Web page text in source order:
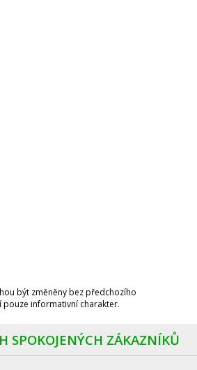
být změněny bez předchozího
informativní charakter.
SPOKOJENÝCH ZÁKAZNÍKŮ